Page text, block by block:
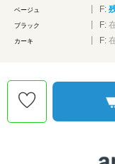
ベージュ F:
ブラック F:
カーキ F: